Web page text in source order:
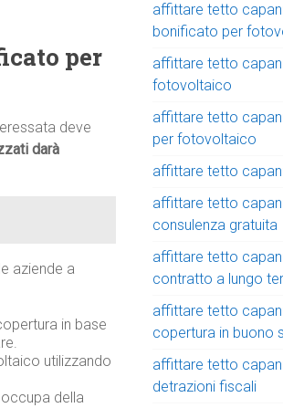
per
deve
darà
aziende a
in base
utilizzando
della
affittare tetto
bonificato per
affittare tetto
fotovoltaico
affittare tetto
per fotovoltaico
affittare tetto
affittare tetto
consulenza gratuita
affittare tetto
contratto a lungo
affittare tetto
copertura in buono
affittare tetto
detrazioni fiscali